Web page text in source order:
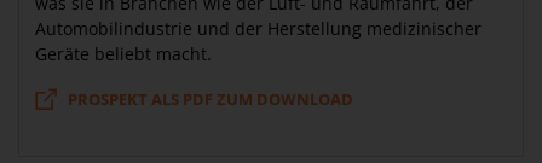
Automobilindustrie und der Herstellung medizinischer
Geräte beliebt macht.
PROSPEKT ALS PDF ZUM DOWNLOAD